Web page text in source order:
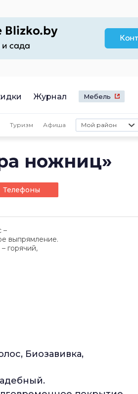
Журнал Мебель
Туризм Афиша Мой район
ножниц»
Телефоны
–
выпрямление.
горячий,
Биозавивка,